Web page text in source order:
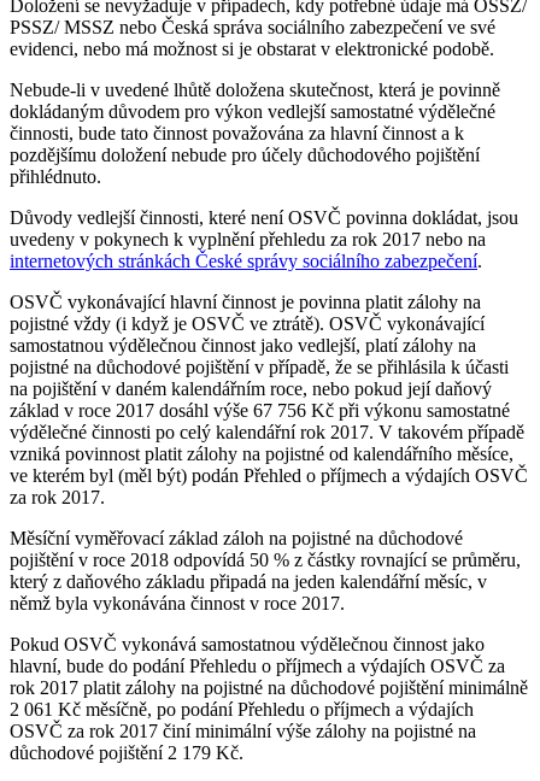
Doložení se nevyžaduje v případech, kdy potřebné údaje má OSSZ/
PSSZ/ MSSZ nebo Česká správa sociálního zabezpečení ve své
evidenci, nebo má možnost si je obstarat v elektronické podobě.
Nebude-li v uvedené lhůtě doložena skutečnost, která je povinně
dokládaným důvodem pro výkon vedlejší samostatné výdělečné
činnosti, bude tato činnost považována za hlavní činnost a k
pozdějšímu doložení nebude pro účely důchodového pojištění
přihlédnuto.
Důvody vedlejší činnosti, které není OSVČ povinna dokládat, jsou
uvedeny v pokynech k vyplnění přehledu za rok 2017 nebo na
internetových stránkách České správy sociálního zabezpečení.
OSVČ vykonávající hlavní činnost je povinna platit zálohy na
pojistné vždy (i když je OSVČ ve ztrátě). OSVČ vykonávající
samostatnou výdělečnou činnost jako vedlejší, platí zálohy na
pojistné na důchodové pojištění v případě, že se přihlásila k účasti
na pojištění v daném kalendářním roce, nebo pokud její daňový
základ v roce 2017 dosáhl výše 67 756 Kč při výkonu samostatné
výdělečné činnosti po celý kalendářní rok 2017. V takovém případě
vzniká povinnost platit zálohy na pojistné od kalendářního měsíce,
ve kterém byl (měl být) podán Přehled o příjmech a výdajích OSVČ
za rok 2017.
Měsíční vyměřovací základ záloh na pojistné na důchodové
pojištění v roce 2018 odpovídá 50 % z částky rovnající se průměru,
který z daňového základu připadá na jeden kalendářní měsíc, v
němž byla vykonávána činnost v roce 2017.
Pokud OSVČ vykonává samostatnou výdělečnou činnost jako
hlavní, bude do podání Přehledu o příjmech a výdajích OSVČ za
rok 2017 platit zálohy na pojistné na důchodové pojištění minimálně
2 061 Kč měsíčně, po podání Přehledu o příjmech a výdajích
OSVČ za rok 2017 činí minimální výše zálohy na pojistné na
důchodové pojištění 2 179 Kč.